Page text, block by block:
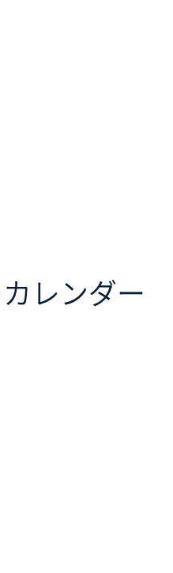
カレンダー